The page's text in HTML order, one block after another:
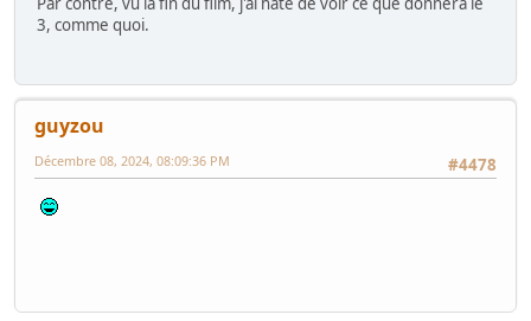
3, comme quoi.
guyzou
#4478
Décembre 08, 2024, 08:09:36 PM